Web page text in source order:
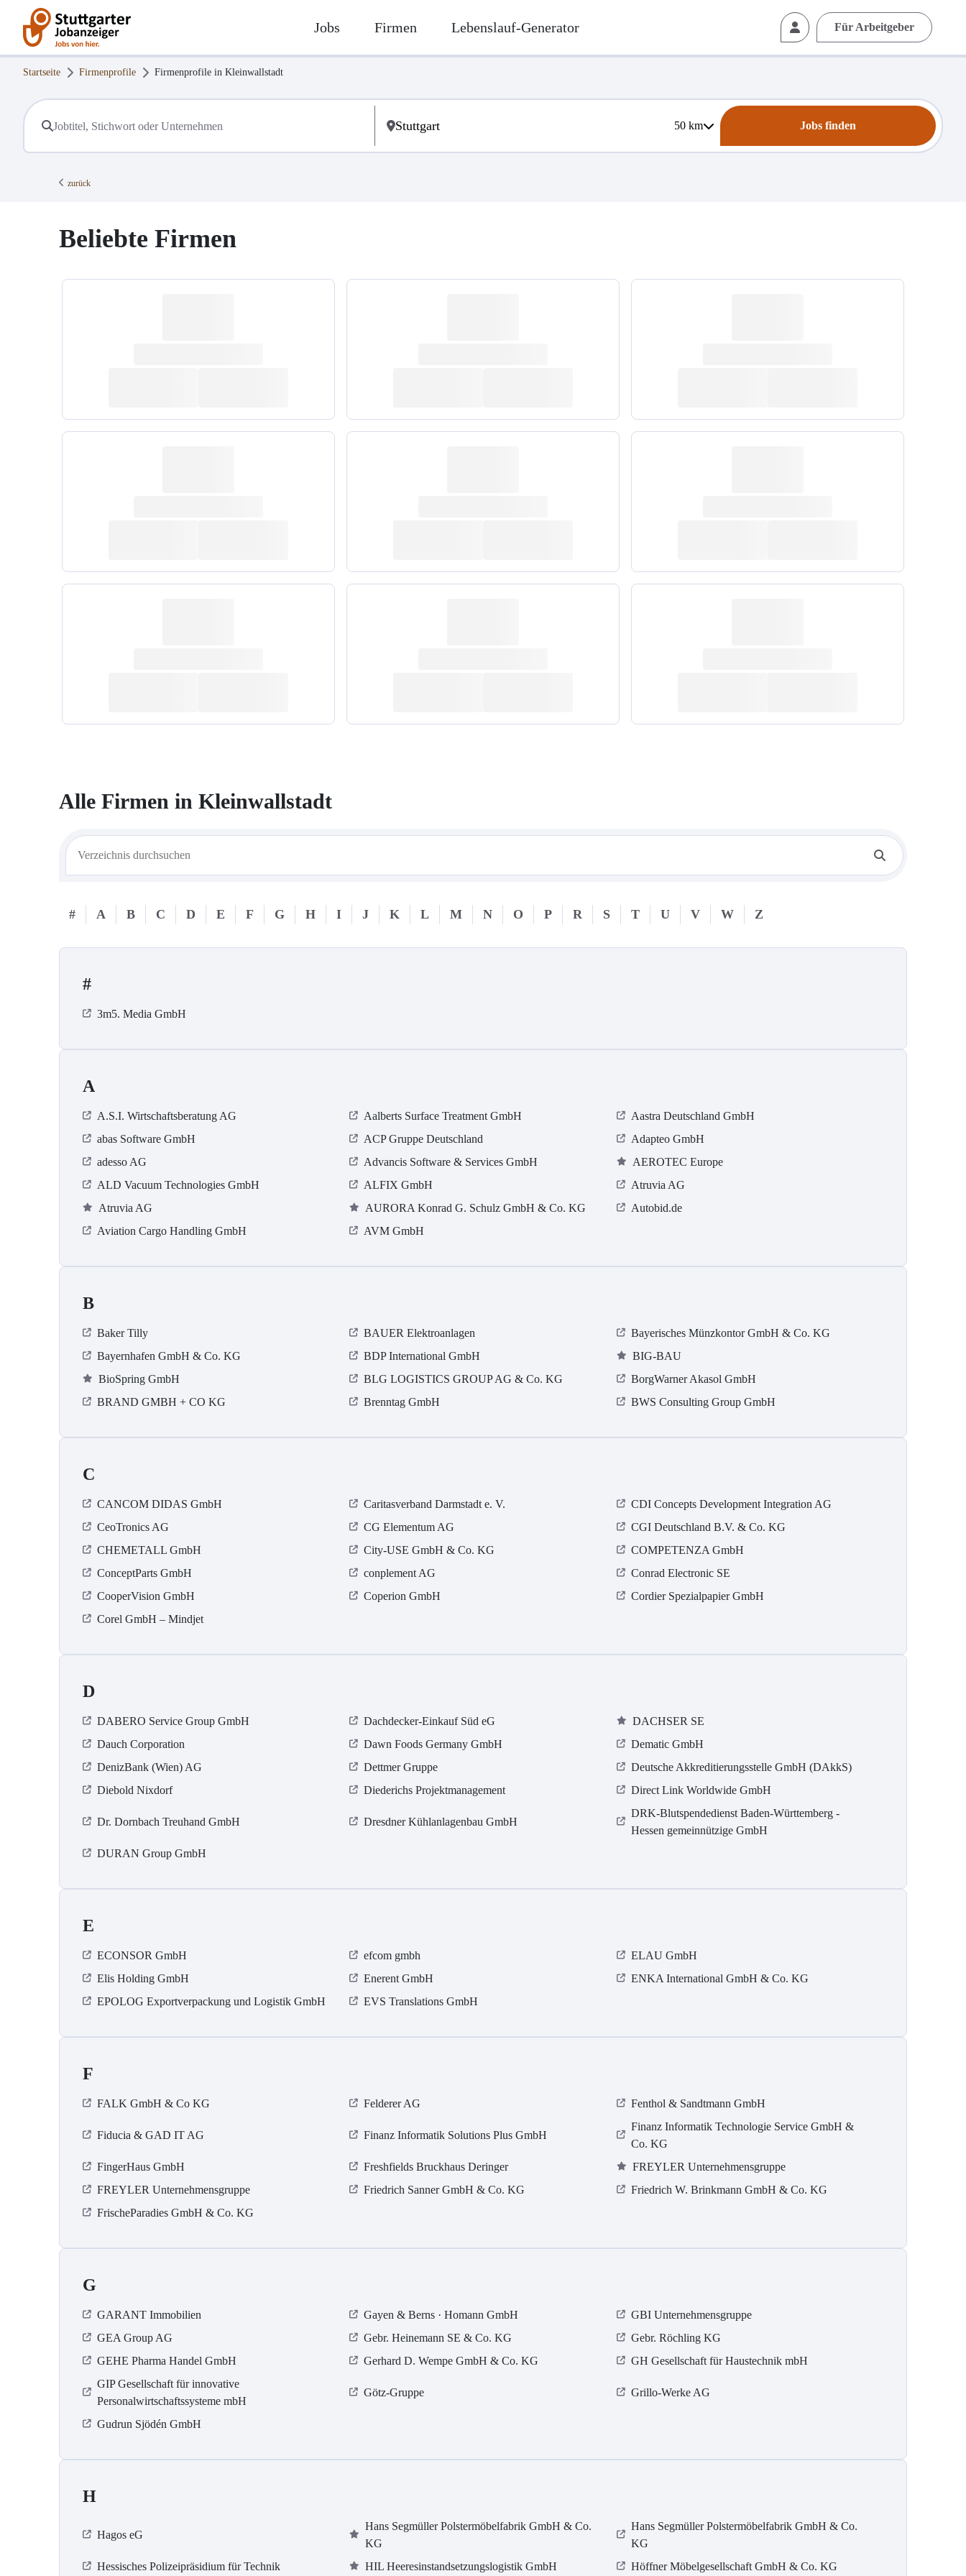
Jobs Firmen Lebenslauf-Generator Für Arbeitgeber
Startseite Firmenprofile Firmenprofile in Kleinwallstadt
50km Jobs finden
zurück
Beliebte Firmen
Alle Firmen in Kleinwallstadt
# A B C D E F G H I J K L M N O P R S T U V W Z
#
3m5. Media GmbH
A
A.S.I. Wirtschaftsberatung AG Aalberts Surface Treatment GmbH
Aastra Deutschland GmbH
abas Software GmbH
ACP Gruppe Deutschland
Adapteo GmbH
adesso AG
Advancis Software & Services GmbH
AEROTEC Europe
ALD Vacuum Technologies GmbH
ALFIX GmbH
Atruvia AG
Atruvia AG
AURORA Konrad G. Schulz GmbH & Co. KG
Autobid.de
Aviation Cargo Handling GmbH
AVM GmbH
B
Baker Tilly BAUER Elektroanlagen
Bayerisches Münzkontor GmbH & Co. KG
Bayernhafen GmbH & Co. KG
BDP International GmbH
BIG-BAU
BioSpring GmbH
BLG LOGISTICS GROUP AG & Co. KG
BorgWarner Akasol GmbH
BRAND GMBH + CO KG
Brenntag GmbH BWS Consulting Group GmbH
C
CANCOM DIDAS GmbH Caritasverband Darmstadt e. V.
CDI Concepts Development Integration AG
CeoTronics AG
CG Elementum AG
CGI Deutschland B.V. & Co. KG
CHEMETALL GmbH
City-USE GmbH & Co. KG
COMPETENZA GmbH
ConceptParts GmbH
conplement AG
Conrad Electronic SE
CooperVision GmbH
Coperion GmbH
Cordier Spezialpapier GmbH
Corel GmbH – Mindjet
D
DABERO Service Group GmbH Dachdecker-Einkauf Süd eG
DACHSER SE
Dauch Corporation
Dawn Foods Germany GmbH
Dematic GmbH
DenizBank (Wien) AG
Dettmer Gruppe
Deutsche Akkreditierungsstelle GmbH (DAkkS)
Diebold Nixdorf
Diederichs Projektmanagement Direct Link Worldwide GmbH
Dr. Dornbach Treuhand GmbH Dresdner Kühlanlagenbau GmbH
DRK-Blutspendedienst Baden-Württemberg -
Hessen gemeinnützige GmbH
DURAN Group GmbH
E
ECONSOR GmbH efcom gmbh
ELAU GmbH
Elis Holding GmbH
Enerent GmbH
ENKA International GmbH & Co. KG
EPOLOG Exportverpackung und Logistik GmbH
EVS Translations GmbH
F
FALK GmbH & Co KG Felderer AG Fenthol & Sandtmann GmbH
Fiducia & GAD IT AG Finanz Informatik Solutions Plus GmbH
Finanz Informatik Technologie Service GmbH &
Co. KG
FingerHaus GmbH
Freshfields Bruckhaus Deringer
FREYLER Unternehmensgruppe
FREYLER Unternehmensgruppe
Friedrich Sanner GmbH & Co. KG
Friedrich W. Brinkmann GmbH & Co. KG
FrischeParadies GmbH & Co. KG
G
GARANT Immobilien Gayen & Berns · Homann GmbH
GBI Unternehmensgruppe
GEA Group AG
Gebr. Heinemann SE & Co. KG
Gebr. Röchling KG
GEHE Pharma Handel GmbH
Gerhard D. Wempe GmbH & Co. KG
GH Gesellschaft für Haustechnik mbH
GIP Gesellschaft für innovative
Personalwirtschaftssysteme mbH
Götz-Gruppe Grillo-Werke AG
Gudrun Sjödén GmbH
H
Hagos eG
Hans Segmüller Polstermöbelfabrik GmbH & Co.
KG
Hans Segmüller Polstermöbelfabrik GmbH & Co.
KG
Hessisches Polizeipräsidium für Technik
HIL Heeresinstandsetzungslogistik GmbH Höffner Möbelgesellschaft GmbH & Co. KG